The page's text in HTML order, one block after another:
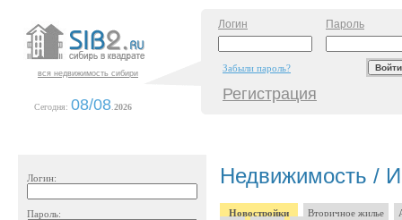
вся недвижимость сибири
Сегодня: 08/08 2026
Логин Пароль
Забыли пароль?
Регистрация
Логин:
Пароль:
Недвижимость /
Новостройки Вторичное жилье